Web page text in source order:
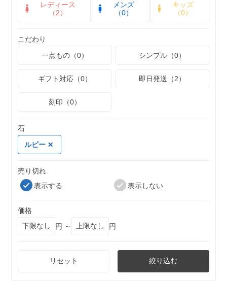
レディース
（2）
メンズ
（0）
キッズ
（0）
こだわり
一点もの（0）
シンプル（0）
ギフト対応（0） 即日発送（2）
刻印（0）
石
ルビー
売り切れ
表示する
表示しない
価格
円 ～
円
リセット 絞り込む